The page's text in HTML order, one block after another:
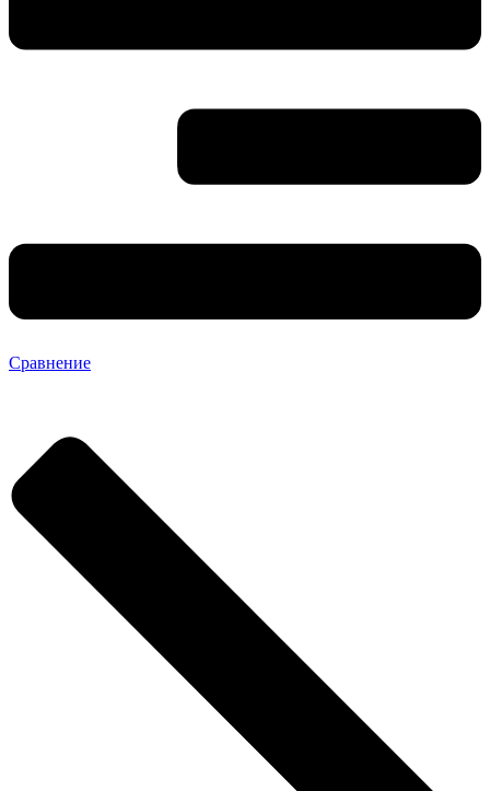
Сравнение